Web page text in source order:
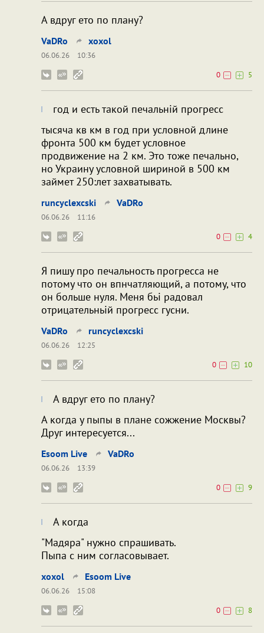
А вдруг ето по плану?
VaDRo xoxol
06.06.26
10:36
0
5
год и есть такой печальній прогресс
тысяча кв км в год при условной длине
фронта 500 км будет условное
продвижение на 2 км. Это тоже печально,
но Украину условной шириной в 500 км
займет 250:лет захватывать.
runcyclexcski VaDRo
06.06.26
11:16
0
4
Я пишу про печальность прогресса не
потому что он впнчатляющий, а потому, что
он больше нуля. Меня бьі радовал
отрицательньій прогресс гусни.
VaDRo runcyclexcski
06.06.26
12:25
0
10
А вдруг ето по плану?
А когда у пыпы в плане сожжение Москвы?
Друг интересуется...
Esoom Live VaDRo
06.06.26
13:39
0
9
А когда
"Мадяра" нужно спрашивать.
Пыпа с ним согласовывает.
xoxol Esoom Live
06.06.26
15:08
0
8